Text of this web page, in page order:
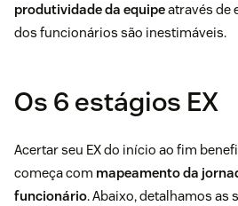
produtividade da equipeatravés de
dos funcionários são inestimáveis.
Os 6 estágios EX
Acertar seu EX do início ao fim
começa com mapeamento da
funcionário. Abaixo, detalhamos as